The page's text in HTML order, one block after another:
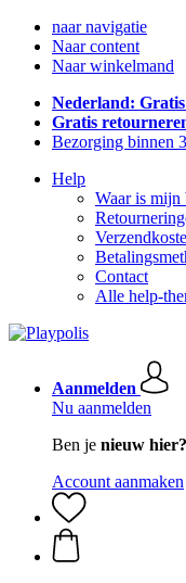
naar navigatie
Naar content
Naar winkelmand
Nederland:
Gratis
Bezorging binnen
Help
Waar is mijn
Contact
Alle help-
Aanmelden
Nu aanmelden
Ben je nieuw hier?
Account aanmaken